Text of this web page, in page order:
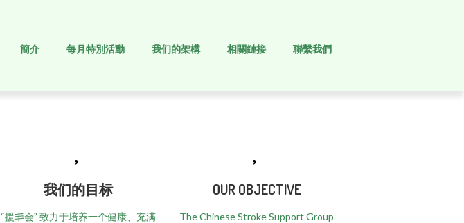
簡介 每月特別活動 我们的架構 相關鏈接 聯繫我們
我们的目标
“援丯会” 致力于培养一个健康、充满
OUR OBJECTIVE
The Chinese Stroke Support Group